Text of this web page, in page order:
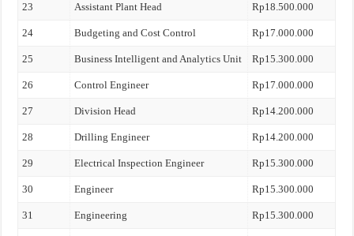
23 Assistant Plant Head Rp18.500.000
24 Budgeting and Cost Control Rp17.000.000
25 Business Intelligent and Analytics Unit Rp15.300.000
26 Control Engineer Rp17.000.000
27 Division Head Rp14.200.000
28 Drilling Engineer Rp14.200.000
29 Electrical Inspection Engineer Rp15.300.000
30 Engineer Rp15.300.000
31 Engineering Rp15.300.000